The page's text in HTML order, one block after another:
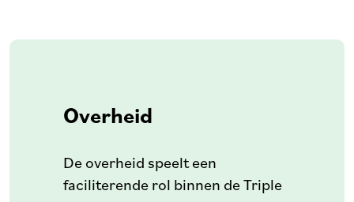
Overheid
De overheid speelt een
faciliterende rol binnen de Triple